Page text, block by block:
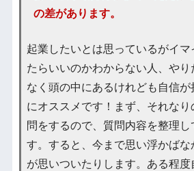
の差があります。
起業したいとは思っているがイ
たらいいのかわからない人、やり
なく頭の中にあるけれども自信が
にオススメです！まず、それな
問をするので、質問内容を整理し
す。すると、今まで思い浮かばな
が思いついたりします。ある程度